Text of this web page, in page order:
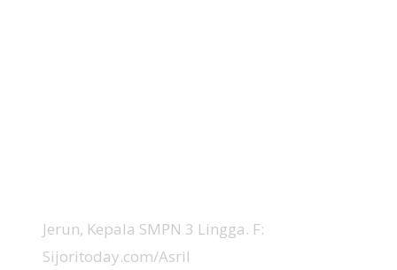
Jerun, Kepala SMPN 3 Lingga. F:
Sijoritoday.com/Asril